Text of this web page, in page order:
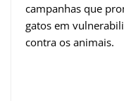
campanhas que
gatos em
contra os animais.